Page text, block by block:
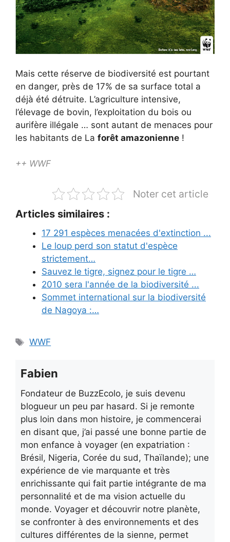
Mais cette réserve de biodiversité est pourtant
en danger, près de 17% de sa surface total a
déjà été détruite. L’agriculture intensive,
l’élevage de bovin, l’exploitation du bois ou
aurifère illégale … sont autant de menaces pour
les habitants de La forêt amazonienne !
++ WWF
Noter cet article
Articles similaires :
17 291 espèces menacées d'extinction ...
Le loup perd son statut d'espèce
strictement…
Sauvez le tigre, signez pour le tigre …
2010 sera l'année de la biodiversité ...
Sommet international sur la biodiversité
de Nagoya :…
Étiquettes
WWF
Fabien
Fondateur de BuzzEcolo, je suis devenu
blogueur un peu par hasard. Si je remonte
plus loin dans mon histoire, je commencerai
en disant que, j’ai passé une bonne partie de
mon enfance à voyager (en expatriation :
Brésil, Nigeria, Corée du sud, Thaïlande); une
expérience de vie marquante et très
enrichissante qui fait partie intégrante de ma
personnalité et de ma vision actuelle du
monde. Voyager et découvrir notre planète,
se confronter à des environnements et des
cultures différentes de la sienne, permet